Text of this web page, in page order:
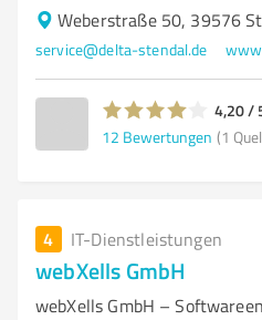
Weberstraße 50, 39576
service@delta-stendal.de
4,20 /
12 Bewertungen (1
4 IT-Dienstleistungen
webXells GmbH
webXells GmbH –